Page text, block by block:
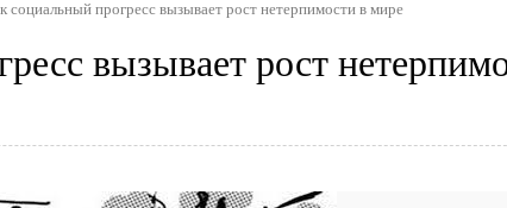
социальный прогресс вызывает рост нетерпимости в мире
вызывает рост